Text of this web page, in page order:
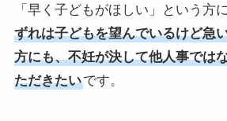
「早く子どもがほしい」という方
ずれは子どもを望んでいるけど急
方にも、不妊が決して他人事では
ただきたいです。